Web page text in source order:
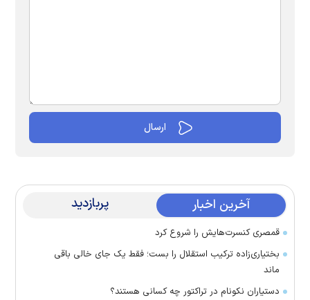
آخرین اخبار پربازدید
قمصری کنسرت‌هایش را شروع کرد
بختیاری‌زاده ترکیب استقلال را بست؛ فقط یک جای خالی باقی
ماند
دستیاران نکونام در تراکتور چه کسانی هستند؟